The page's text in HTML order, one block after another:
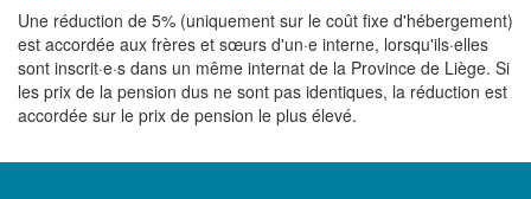
Une réduction de 5% (uniquement sur le coût fixe d'hébergement)
est accordée aux frères et sœurs d'un·e interne, lorsqu'ils·elles
sont inscrit·e·s dans un même internat de la Province de Liège. Si
les prix de la pension dus ne sont pas identiques, la réduction est
accordée sur le prix de pension le plus élevé.